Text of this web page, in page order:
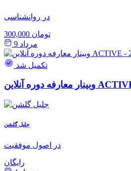
در روانشناسی
300,000 تومان
مرداد 9
تکمیل شد
جلیل گلشن
در اصول موفقیت
رایگان